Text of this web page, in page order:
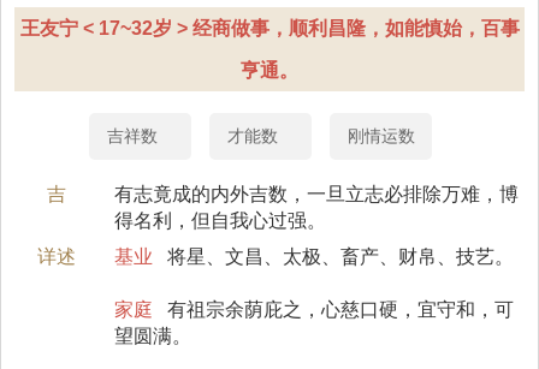
王友宁 < 17~32岁 > 经商做事，顺利昌隆，如能慎始，百事
亨通。
吉祥数 才能数 刚情运数
吉
有志竟成的内外吉数，一旦立志必排除万难，博
得名利，但自我心过强。
详述
基业 将星、文昌、太极、畜产、财帛、技艺。
家庭
有祖宗余荫庇之，心慈口硬，宜守和，可
望圆满。